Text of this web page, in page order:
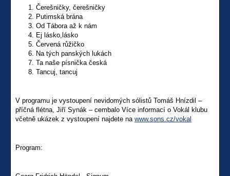
Čerešničky, čerešničky
Putimská brána
Od Tábora až k nám
Ej lásko,lásko
Červená růžičko
Na tých panských lukách
Ta naše písnička česká
Tancuj, tancuj
V programu je vystoupení nevidomých sólistů Tomáš Hnízdil –
příčná flétna, Jiří Synák – cembalo Více informací o Vokál klubu
včetně ukázek z vystoupení najdete na www.sons.cz/vokal
Program: